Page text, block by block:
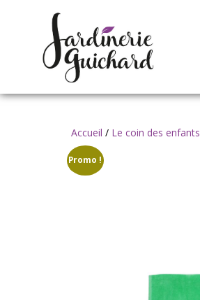
Accueil / Le coin des enfants
Promo !